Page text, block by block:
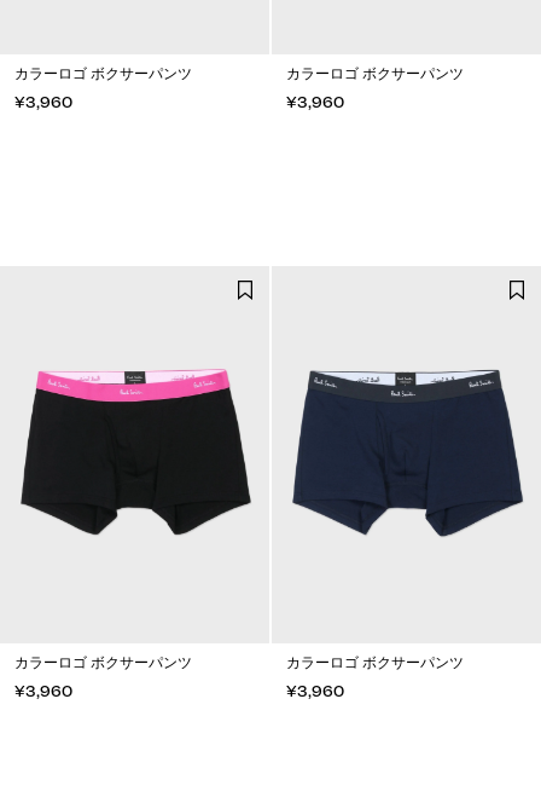
カラーロゴ ボクサーパンツ
¥3,960
カラーロゴ ボクサーパンツ
¥3,960
カラーロゴ ボクサーパンツ
¥3,960
カラーロゴ ボクサーパンツ
¥3,960